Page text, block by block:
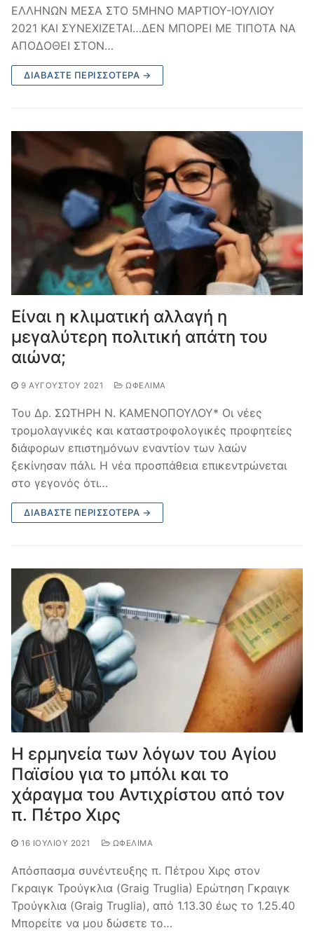
ΕΛΛΗΝΩΝ ΜΕΣΑ ΣΤΟ 5ΜΗΝΟ ΜΑΡΤΙΟΥ-ΙΟΥΛΙΟΥ
2021 ΚΑΙ ΣΥΝΕΧΙΖΕΤΑΙ…ΔΕΝ ΜΠΟΡΕΙ ΜΕ ΤΙΠΟΤΑ ΝΑ
ΑΠΟΔΟΘΕΙ ΣΤΟΝ…
ΔΙΑΒΆΣΤΕ ΠΕΡΙΣΣΌΤΕΡΑ →
Είναι η κλιματική αλλαγή η
μεγαλύτερη πολιτική απάτη του
αιώνα;
9 ΑΥΓΟΎΣΤΟΥ 2021 ΩΦΈΛΙΜΑ
Του Δρ. ΣΩΤΗΡΗ Ν. ΚΑΜΕΝΟΠΟΥΛΟΥ* Οι νέες
τρομολαγνικές και καταστροφολογικές προφητείες
διάφορων επιστημόνων εναντίον των λαών
ξεκίνησαν πάλι. Η νέα προσπάθεια επικεντρώνεται
στο γεγονός ότι…
ΔΙΑΒΆΣΤΕ ΠΕΡΙΣΣΌΤΕΡΑ →
Η ερμηνεία των λόγων του Αγίου
Παϊσίου για το μπόλι και το
χάραγμα του Αντιχρίστου από τον
π. Πέτρο Χιρς
16 ΙΟΥΛΊΟΥ 2021 ΩΦΈΛΙΜΑ
Απόσπασμα συνέντευξης π. Πέτρου Χιρς στον
Γκραιγκ Τρούγκλια (Graig Truglia) Ερώτηση Γκραιγκ
Τρούγκλια (Graig Truglia), από 1.13.30 έως το 1.25.40
Μπορείτε να μου δώσετε το…